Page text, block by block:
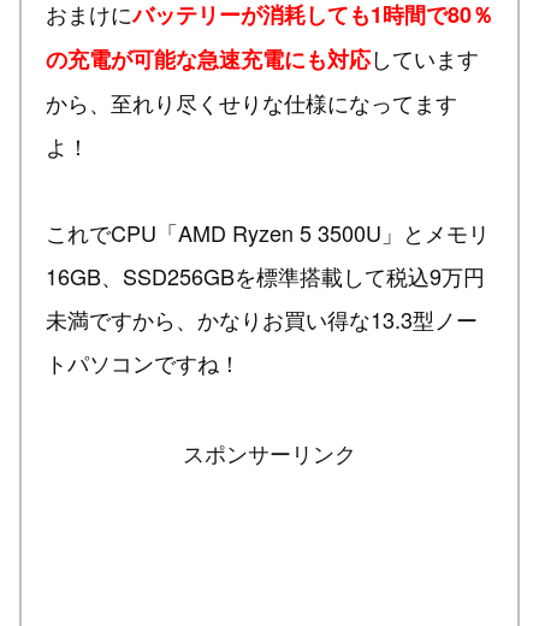
おまけにバッテリーが消耗しても1時間で80％
の充電が可能な急速充電にも対応しています
から、至れり尽くせりな仕様になってます
よ！
これでCPU「AMD Ryzen 5 3500U」とメモリ
16GB、SSD256GBを標準搭載して税込9万円
未満ですから、かなりお買い得な13.3型ノー
トパソコンですね！
スポンサーリンク